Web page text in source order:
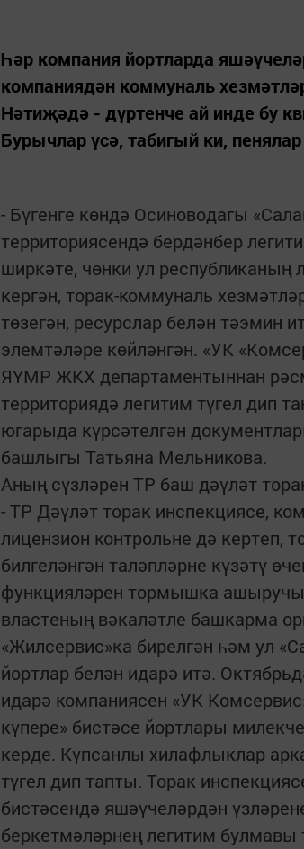
Һәр компания йортларда
компаниядән коммуналь
Нәтиҗәдә - дүртенче ай инде бу
Бурычлар үсә, табигый ки,
- Бүгенге көндә Осиноводагы
территориясендә бердәнбер
ширкәте, чөнки ул респуб­ликаның
кергән, торак-коммуналь
төзегән, ресурслар белән тәэмин
элемтәләре көйләнгән. «УК
ЯҮМР ЖКХ департаментыннан
территориядә легитим түгел дип
югарыда күрсәтелгән
башлыгы Татьяна Мельникова.
Аның сүзләрен ТР баш дәүләт
- ТР Дәүләт торак инспекциясе,
лицензион контрольне дә кертеп,
билгеләнгән таләпләрне күзәтү
функцияләрен тормышка ашыручы
властеның вәкаләтле башкарма
«Жилсервис»ка бирелгән һәм ул
йортлар белән идарә итә.
идарә компаниясен «УК
күпере» бистәсе йортлары
керде. Күпсанлы хилафлыклар
түгел дип тапты. Торак
бистәсендә яшәүчеләрдән
беркетмәләрнең легитим